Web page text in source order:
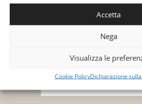
Accetta
Nega
Visualizza le
Cookie PolicyDichiarazione
+ Aggiungi a Google
+ Esporta iCal